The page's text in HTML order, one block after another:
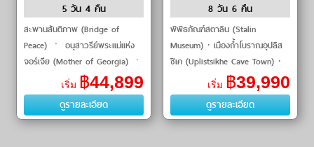
5 วัน 4 คืน
สะพานสันติภาพ (Bridge of
Peace) ㆍ อนุสาวรีย์พระแม่แห่ง
จอร์เจีย (Mother of Georgia) ㆍ
ป้อมนาริคาล่า (Narikala Fortress)
ㆍ โรงอาบน้ำโบราณอาบานูบ�
เริ่ม ฿44,899
ดูรายละเอียด
8 วัน 6 คืน
พิพิธภัณฑ์สตาลิน (Stalin
Museum) · เมืองถ้ำโบราณอุปลิส
ซิเค (Uplistsikhe Cave Town) ·
ป้อมอนานูรี (Ananuri Fortress) ·
อ่างเก็บน้ำชินวาลี (Zhinvali
Reservoir) ·
เริ่ม ฿39,990
ดูรายละเอียด